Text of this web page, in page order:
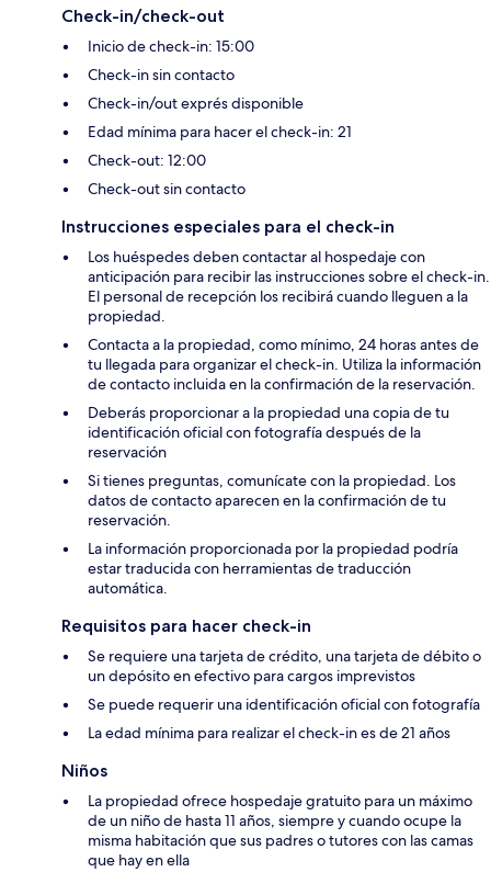
Check-in/check-out
Inicio de check-in: 15:00
Check-in sin contacto
Check-in/out exprés disponible
Edad mínima para hacer el check-in: 21
Check-out: 12:00
Check-out sin contacto
Instrucciones especiales para el check-in
Los huéspedes deben contactar al hospedaje con
anticipación para recibir las instrucciones sobre el check-in.
El personal de recepción los recibirá cuando lleguen a la
propiedad.
Contacta a la propiedad, como mínimo, 24 horas antes de
tu llegada para organizar el check-in. Utiliza la información
de contacto incluida en la confirmación de la reservación.
Deberás proporcionar a la propiedad una copia de tu
identificación oficial con fotografía después de la
reservación
Si tienes preguntas, comunícate con la propiedad. Los
datos de contacto aparecen en la confirmación de tu
reservación.
La información proporcionada por la propiedad podría
estar traducida con herramientas de traducción
automática.
Requisitos para hacer check-in
Se requiere una tarjeta de crédito, una tarjeta de débito o
un depósito en efectivo para cargos imprevistos
Se puede requerir una identificación oficial con fotografía
La edad mínima para realizar el check-in es de 21 años
Niños
La propiedad ofrece hospedaje gratuito para un máximo
de un niño de hasta 11 años, siempre y cuando ocupe la
misma habitación que sus padres o tutores con las camas
que hay en ella